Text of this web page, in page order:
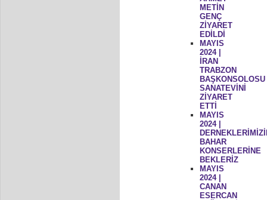
METİN
GENÇ
ZİYARET
EDİLDİ
MAYIS
2024 |
İRAN
TRABZON
BAŞKONSOLOSU
SANATEVİNİ
ZİYARET
ETTİ
MAYIS
2024 |
BAHAR
KONSERLERİNE
BEKLERİZ
MAYIS
2024 |
CANAN
ESERCAN